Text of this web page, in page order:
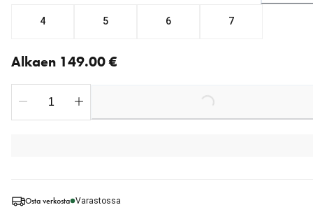
Osta verkosta Varastossa
4 5 6 7
Alkaen 149.00 €
Loading...